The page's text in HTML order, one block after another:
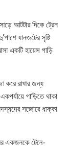
আটটার দিকে ট্রেন
যানজটের সৃষ্টি
একটি হায়েস গাড়ি
করে রাখার জন্য
গাড়িতে থাকা
সজোরে ধাক্কা
একজনকে টেনে-